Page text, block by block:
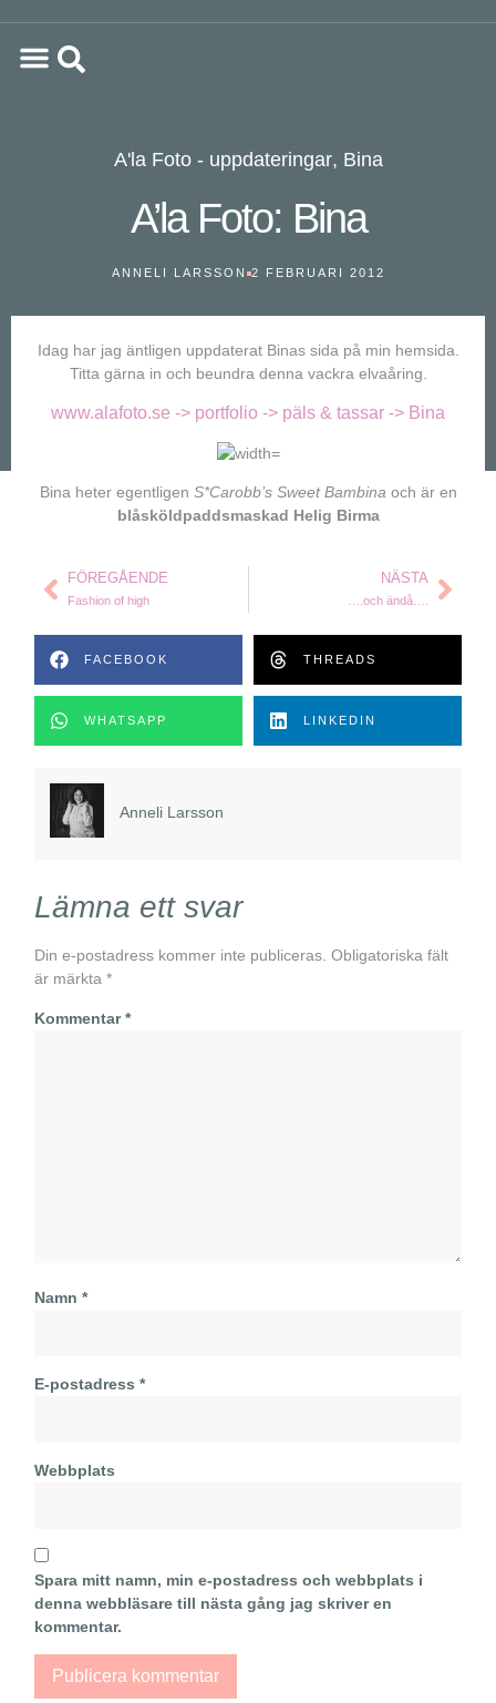
A'la Foto - uppdateringar, Bina
A’la Foto: Bina
ANNELI LARSSON 2 FEBRUARI 2012
Idag har jag äntligen uppdaterat Binas sida på min hemsida.
Titta gärna in och beundra denna vackra elvaåring.
www.alafoto.se -> portfolio -> päls & tassar -> Bina
Bina heter egentligen S*Carobb’s Sweet Bambina och är en
blåsköldpaddsmaskad Helig Birma
FÖREGÅENDE
Fashion of high
NÄSTA
….och ändå….
FACEBOOK THREADS
WHATSAPP LINKEDIN
Anneli Larsson
Lämna ett svar
Din e-postadress kommer inte publiceras. Obligatoriska fält
är märkta *
Kommentar*
Namn *
E-postadress *
Webbplats
Spara mitt namn, min e-postadress och webbplats i
denna webbläsare till nästa gång jag skriver en
kommentar.